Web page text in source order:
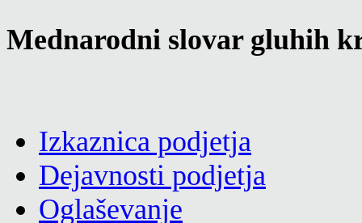
Mednarodni slovar gluhih
Izkaznica podjetja
Dejavnosti podjetja
Oglaševanje